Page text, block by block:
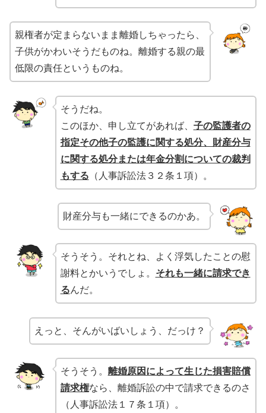
親権者が定まらないまま離婚しちゃったら、
子供がかわいそうだものね。離婚する親の最
低限の責任というものね。
そうだね。
このほか、申し立てがあれば、 子の監護者の
指定その他子の監護に関する処分、財産分与
に関する処分または年金分割についての裁判
もする （人事訴訟法３２条１項）。
財産分与も一緒にできるのかあ。
そうそう。それとね、よく浮気したことの慰
謝料とかいうでしょ。 それも一緒に請求でき
るんだ。
えっと、そんがいばいしょう、だっけ？
そうそう。 離婚原因によって生じた損害賠償
請求権なら、離婚訴訟の中で請求できるのさ
（人事訴訟法１７条１項）。